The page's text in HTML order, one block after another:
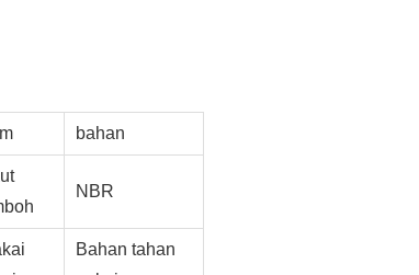
bahan
NBR
Bahan tahan